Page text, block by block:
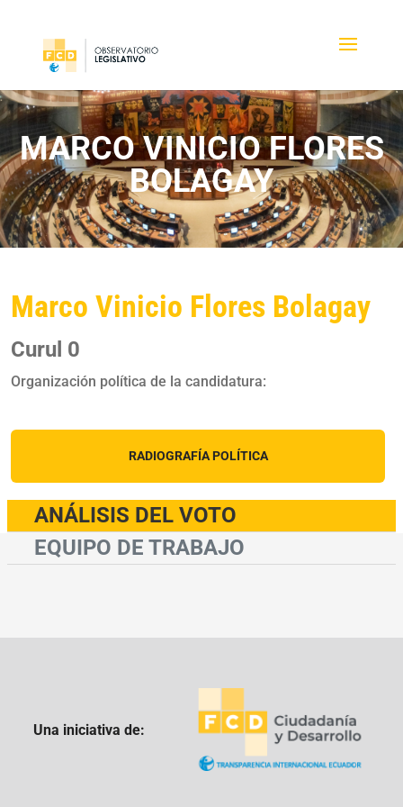
MARCO VINICIO FLORES
BOLAGAY
Marco Vinicio Flores Bolagay
Curul 0
Organización política de la candidatura:
RADIOGRAFÍA POLÍTICA
ANÁLISIS DEL VOTO
EQUIPO DE TRABAJO
Una iniciativa de: